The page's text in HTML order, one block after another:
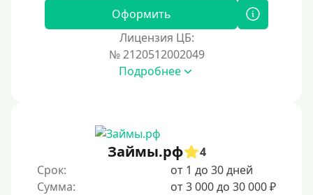
Оформить
Лицензия ЦБ:
№ 2120512002049
Подробнее
Займы.рф
4
Срок:
от 1 до 30 дней
Сумма:
от 3 000 до 30 000 ₽